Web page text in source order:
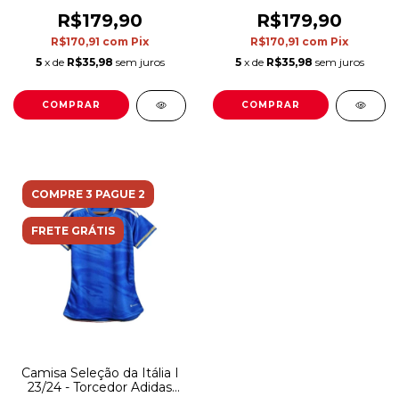
detalhes em azul
R$179,90
R$170,91 com Pix
5 x de R$35,98 sem juros
COMPRAR
detalhes em verde e
vermelho e azul
R$179,90
R$170,91 com Pix
5 x de R$35,98 sem juros
COMPRAR
COMPRE 3 PAGUE 2
FRETE GRÁTIS
Camisa Seleção da Itália I
23/24 - Torcedor Adidas